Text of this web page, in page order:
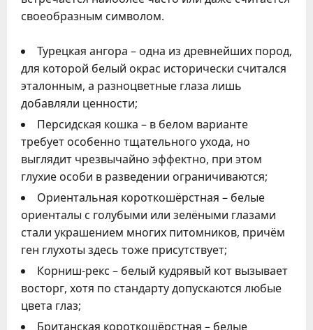
своеобразным символом.
Турецкая ангора – одна из древнейших пород,
для которой белый окрас исторически считался
эталонным, а разноцветные глаза лишь
добавляли ценности;
Персидская кошка – в белом варианте
требует особенно тщательного ухода, но
выглядит чрезвычайно эффектно, при этом
глухие особи в разведении ограничиваются;
Ориентальная короткошёрстная – белые
ориенталы с голубыми или зелёными глазами
стали украшением многих питомников, причём
ген глухоты здесь тоже присутствует;
Корниш-рекс – белый кудрявый кот вызывает
восторг, хотя по стандарту допускаются любые
цвета глаз;
Британская короткошёрстная – белые